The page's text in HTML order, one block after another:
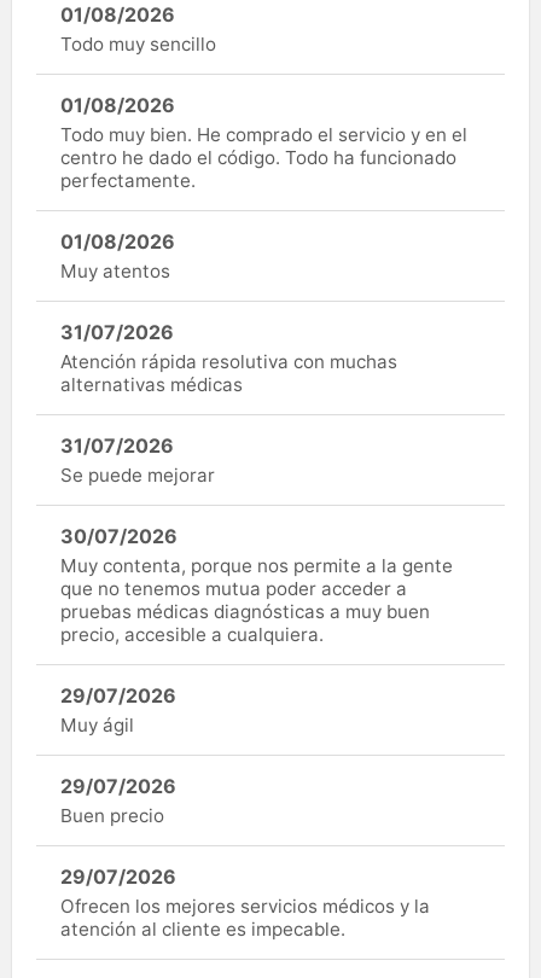
01/08/2026
Todo muy sencillo
01/08/2026
Todo muy bien. He comprado el servicio y en el
centro he dado el código. Todo ha funcionado
perfectamente.
01/08/2026
Muy atentos
31/07/2026
Atención rápida resolutiva con muchas
alternativas médicas
31/07/2026
Se puede mejorar
30/07/2026
Muy contenta, porque nos permite a la gente
que no tenemos mutua poder acceder a
pruebas médicas diagnósticas a muy buen
precio, accesible a cualquiera.
29/07/2026
Muy ágil
29/07/2026
Buen precio
29/07/2026
Ofrecen los mejores servicios médicos y la
atención al cliente es impecable.